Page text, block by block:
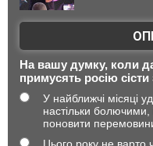
На вашу думку, коли
примусять росію сісти
У найближчі місяці
настільки
поновити